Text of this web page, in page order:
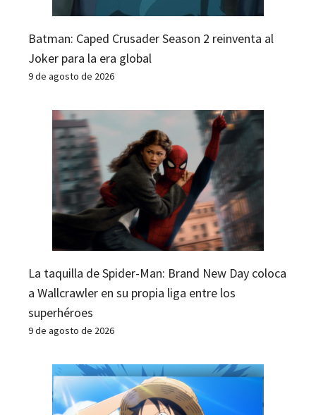
Batman: Caped Crusader Season 2 reinventa al
Joker para la era global
9 de agosto de 2026
La taquilla de Spider-Man: Brand New Day coloca
a Wallcrawler en su propia liga entre los
superhéroes
9 de agosto de 2026